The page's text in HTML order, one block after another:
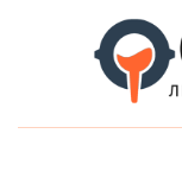
содержимому